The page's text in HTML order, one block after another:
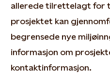
allerede tilrettelagt for
prosjektet kan
begrensede nye
informasjon om
kontaktinformasjon.